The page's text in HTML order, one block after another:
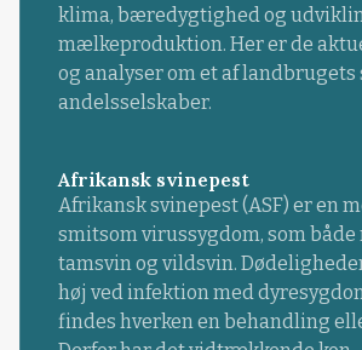
klima, bæredygtighed og
mælkeproduktion. Her er de
og analyser om et af landbrugets
andelsselskaber.
Afrikansk svinepest
Afrikansk svinepest (ASF) er en
smitsom virussygdom, som
tamsvin og vildsvin.
høj ved infektion med
findes hverken en behandling